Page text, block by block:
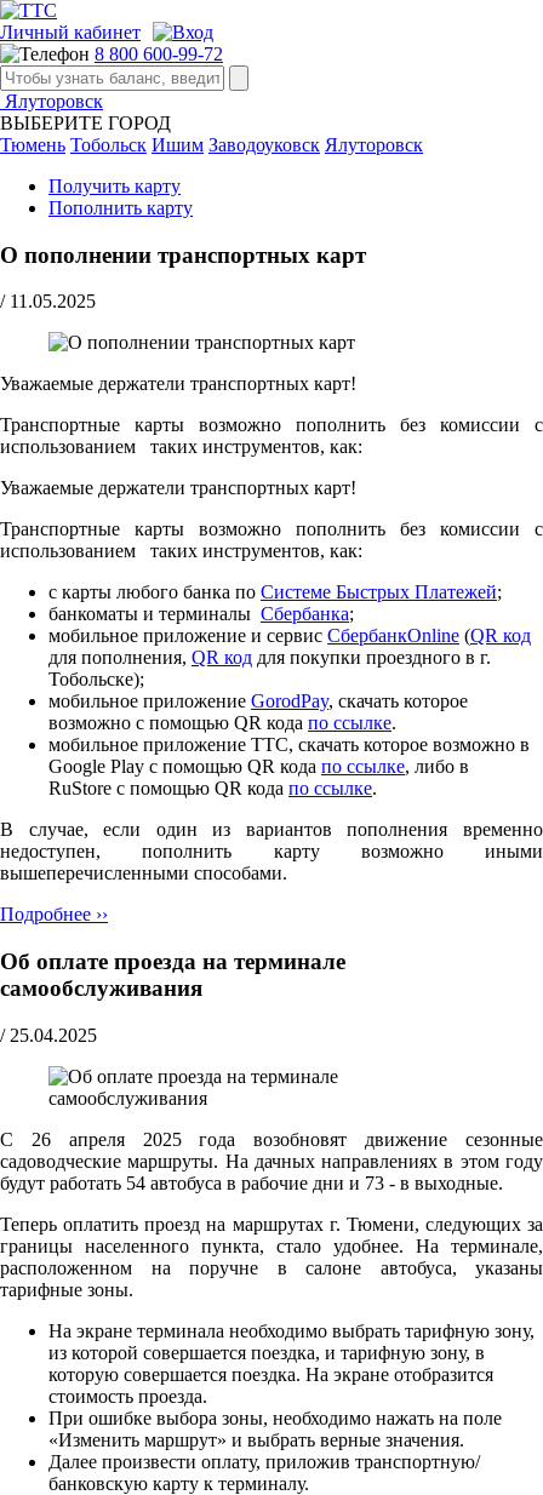
Личный кабинет
8 800 600-99-72
Ялуторовск
ВЫБЕРИТЕ ГОРОД
Тюмень Тобольск Ишим Заводоуковск Ялуторовск
Получить карту
Пополнить карту
О пополнении транспортных карт
/ 11.05.2025
Уважаемые держатели транспортных карт!
Транспортные карты возможно пополнить без комиссии с
использованием таких инструментов, как:
Уважаемые держатели транспортных карт!
Транспортные карты возможно пополнить без комиссии с
использованием таких инструментов, как:
с карты любого банка по Cистеме Быстрых Платежей;
банкоматы и терминалы Сбербанка;
мобильное приложение и сервис СбербанкOnline (QR код
для пополнения, QR код для покупки проездного в г.
Тобольске);
мобильное приложение GorodPay, скачать которое
возможно с помощью QR кода по ссылке.
мобильное приложение ТТС, скачать которое возможно в
Google Play с помощью QR кода по ссылке, либо в
RuStore с помощью QR кода по ссылке.
В случае, если один из вариантов пополнения временно
недоступен, пополнить карту возможно иными
вышеперечисленными способами.
Подробнее ››
Об оплате проезда на терминале
самообслуживания
/ 25.04.2025
С 26 апреля 2025 года возобновят движение сезонные
садоводческие маршруты. На дачных направлениях в этом году
будут работать 54 автобуса в рабочие дни и 73 - в выходные.
Теперь оплатить проезд на маршрутах г. Тюмени, следующих за
границы населенного пункта, стало удобнее. На терминале,
расположенном на поручне в салоне автобуса, указаны
тарифные зоны.
На экране терминала необходимо выбрать тарифную зону,
из которой совершается поездка, и тарифную зону, в
которую совершается поездка. На экране отобразится
стоимость проезда.
При ошибке выбора зоны, необходимо нажать на поле
«Изменить маршрут» и выбрать верные значения.
Далее произвести оплату, приложив транспортную/
банковскую карту к терминалу.